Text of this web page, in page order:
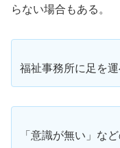
らない場合もある。
福祉事務所に足を
「意識が無い」な